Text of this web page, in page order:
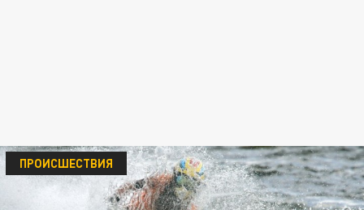
ПРОИСШЕСТВИЯ